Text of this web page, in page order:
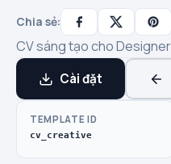
Chia sẻ:
CV sáng tạo cho
Cài đặt
TEMPLATE ID
cv_creative